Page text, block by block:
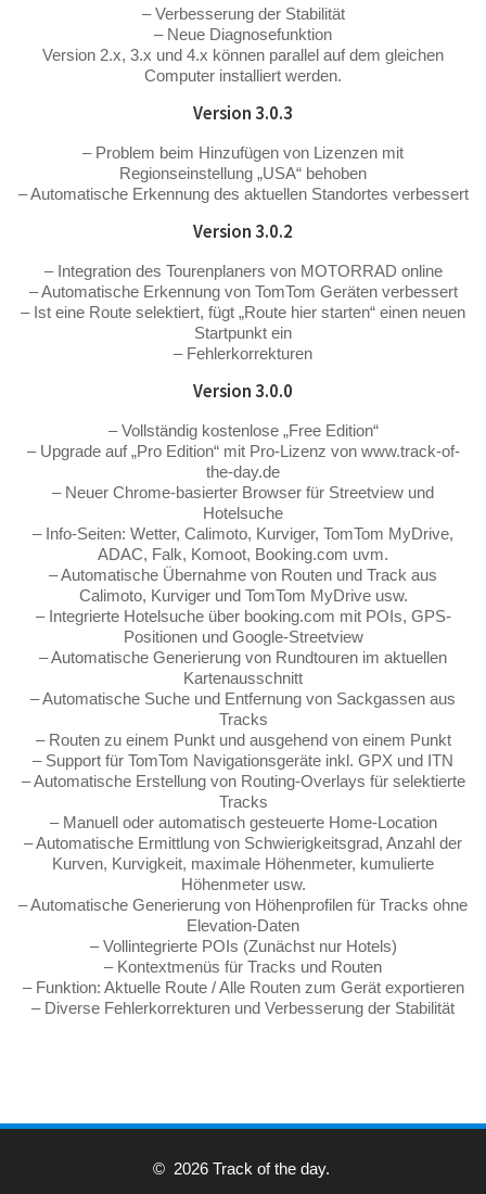
– Verbesserung der Stabilität
– Neue Diagnosefunktion
Version 2.x, 3.x und 4.x können parallel auf dem gleichen
Computer installiert werden.
Version 3.0.3
– Problem beim Hinzufügen von Lizenzen mit
Regionseinstellung „USA“ behoben
– Automatische Erkennung des aktuellen Standortes verbessert
Version 3.0.2
– Integration des Tourenplaners von MOTORRAD online
– Automatische Erkennung von TomTom Geräten verbessert
– Ist eine Route selektiert, fügt „Route hier starten“ einen neuen
Startpunkt ein
– Fehlerkorrekturen
Version 3.0.0
– Vollständig kostenlose „Free Edition“
– Upgrade auf „Pro Edition“ mit Pro-Lizenz von www.track-of-
the-day.de
– Neuer Chrome-basierter Browser für Streetview und
Hotelsuche
– Info-Seiten: Wetter, Calimoto, Kurviger, TomTom MyDrive,
ADAC, Falk, Komoot, Booking.com uvm.
– Automatische Übernahme von Routen und Track aus
Calimoto, Kurviger und TomTom MyDrive usw.
– Integrierte Hotelsuche über booking.com mit POIs, GPS-
Positionen und Google-Streetview
– Automatische Generierung von Rundtouren im aktuellen
Kartenausschnitt
– Automatische Suche und Entfernung von Sackgassen aus
Tracks
– Routen zu einem Punkt und ausgehend von einem Punkt
– Support für TomTom Navigationsgeräte inkl. GPX und ITN
– Automatische Erstellung von Routing-Overlays für selektierte
Tracks
– Manuell oder automatisch gesteuerte Home-Location
– Automatische Ermittlung von Schwierigkeitsgrad, Anzahl der
Kurven, Kurvigkeit, maximale Höhenmeter, kumulierte
Höhenmeter usw.
– Automatische Generierung von Höhenprofilen für Tracks ohne
Elevation-Daten
– Vollintegrierte POIs (Zunächst nur Hotels)
– Kontextmenüs für Tracks und Routen
– Funktion: Aktuelle Route / Alle Routen zum Gerät exportieren
– Diverse Fehlerkorrekturen und Verbesserung der Stabilität
© 2026 Track of the day.